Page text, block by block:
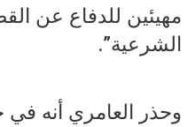
مهيئين للدفاع عن
الشرعية”.
وحذر العامري أنه